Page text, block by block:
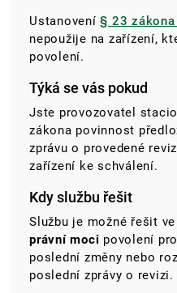
Ustanovení§ 23
nepoužije na zařízení,
povolení.
Týká se vás pokud
Jste provozovatel
zákona povinnost
zprávu o provedené
zařízení ke schválení.
Kdy službu řešit
Službu je možné řešit
právní moci povolení
poslední změny nebo
poslední zprávy o revizi.